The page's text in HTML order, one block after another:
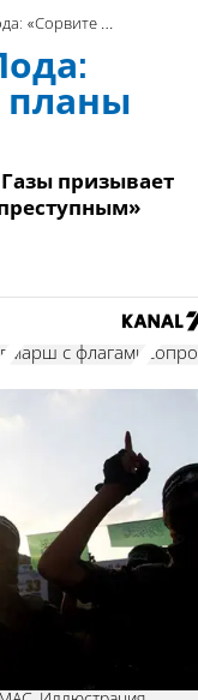
планы Израиля!»
планы
призывает
марш с флагами